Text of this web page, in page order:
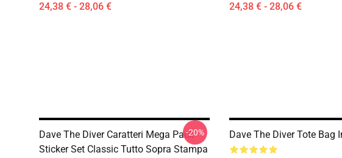
24,38 € - 28,06 € 24,38 € - 28,06 €
Dave The Diver Caratteri Mega Pack
Sticker Set Classic Tutto Sopra Stampa
-20% Dave The Diver Tote Bag